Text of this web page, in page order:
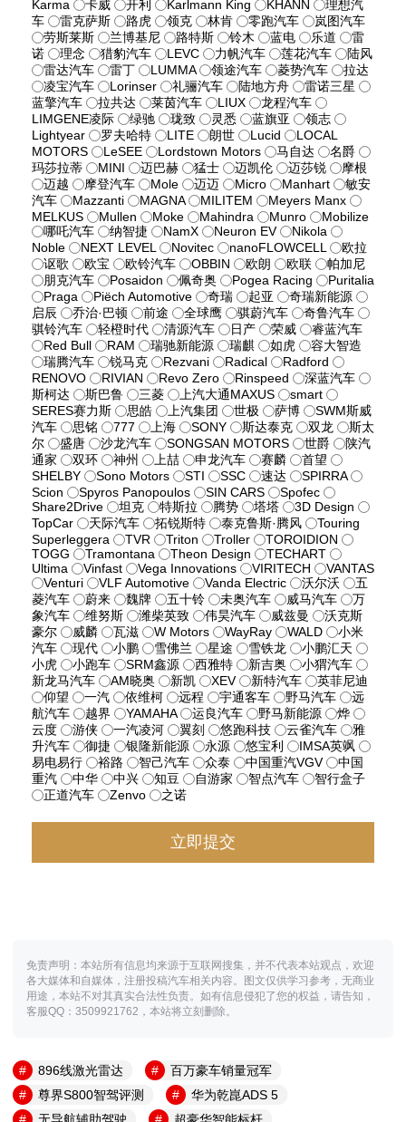
Karma
卡威 开利 Karlmann King KHANN
理想汽
车
雷克萨斯 路虎 领克 林肯 零跑汽车
岚图汽车
劳斯莱斯
兰博基尼 路特斯 铃木 蓝电 乐道
雷
诺
理念 猎豹汽车 LEVC 力帆汽车 莲花汽车
陆风
雷达汽车
雷丁 LUMMA 领途汽车 菱势汽车
拉达
凌宝汽车
Lorinser 礼骊汽车 陆地方舟
雷诺三星
蓝擎汽车
拉共达 莱茵汽车 LIUX
龙程汽车
LIMGENE凌际
绿驰 珑致 灵悉 蓝旗亚
领志
Lightyear
罗夫哈特 LITE 朗世 Lucid
LOCAL
MOTORS
LeSEE Lordstown Motors 马自达
名爵
玛莎拉蒂
MINI 迈巴赫 猛士 迈凯伦 迈莎锐
摩根
迈越
摩登汽车 Mole 迈迈 Micro Manhart
敏安
汽车
Mazzanti MAGNA MILITEM
Meyers Manx
MELKUS
Mullen Moke Mahindra Munro
Mobilize
哪吒汽车
纳智捷 NamX Neuron EV
Nikola
Noble
NEXT LEVEL Novitec nanoFLOWCELL
欧拉
讴歌
欧宝 欧铃汽车 OBBIN 欧朗 欧联
帕加尼
朋克汽车
Posaidon 佩奇奥 Pogea Racing
Puritalia
Praga
Piëch Automotive 奇瑞 起亚
奇瑞新能源
启辰
乔治·巴顿 前途 全球鹰 骐蔚汽车
奇鲁汽车
骐铃汽车
轻橙时代 清源汽车 日产 荣威
睿蓝汽车
Red Bull
RAM 瑞驰新能源 瑞麒 如虎
容大智造
瑞腾汽车
锐马克 Rezvani Radical
Radford
RENOVO
RIVIAN Revo Zero Rinspeed
深蓝汽车
斯柯达
斯巴鲁 三菱 上汽大通MAXUS
smart
SERES赛力斯
思皓 上汽集团 世极 萨博
SWM斯威
汽车
思铭 777 上海 SONY 斯达泰克 双龙
斯太
尔
盛唐 沙龙汽车 SONGSAN MOTORS 世爵
陕汽
通家
双环 神州 上喆 申龙汽车 赛麟
首望
SHELBY
Sono Motors STI SSC 速达
SPIRRA
Scion
Spyros Panopoulos SIN CARS
Spofec
Share2Drive
坦克 特斯拉 腾势 塔塔
3D Design
TopCar
天际汽车 拓锐斯特 泰克鲁斯·腾风
Touring
Superleggera
TVR Triton Troller
TOROIDION
TOGG
Tramontana Theon Design
TECHART
Ultima
Vinfast Vega Innovations VIRITECH
VANTAS
Venturi
VLF Automotive Vanda Electric 沃尔沃
五
菱汽车
蔚来 魏牌 五十铃 未奥汽车 威马汽车
万
象汽车
维努斯 潍柴英致 伟昊汽车 威兹曼
沃克斯
豪尔
威麟 瓦滋 W Motors WayRay WALD
小米
汽车
现代 小鹏 雪佛兰 星途 雪铁龙
小鹏汇天
小虎
小跑车 SRM鑫源 西雅特 新吉奥
小猬汽车
新龙马汽车
AM晓奥 新凯 XEV 新特汽车
英菲尼迪
仰望
一汽 依维柯 远程 宇通客车 野马汽车
远
航汽车
越界 YAMAHA 运良汽车 野马新能源
烨
云度
游侠 一汽凌河 翼刻 悠跑科技 云雀汽车
雅
升汽车
御捷 银隆新能源 永源 悠宝利
IMSA英飒
易电易行
裕路 智己汽车 众泰 中国重汽VGV
中国
重汽
中华 中兴 知豆 自游家 智点汽车
智行盒子
正道汽车
Zenvo 之诺
免责声明：本站所有信息均来源于互联网搜集，并不代表本站观点，欢迎
各大媒体和自媒体，注册投稿汽车相关内容。图文仅供学习参考，无商业
用途，本站不对其真实合法性负责。如有信息侵犯了您的权益，请告知，
客服QQ：3509921762，本站将立刻删除。
896线激光雷达
百万豪车销量冠军
尊界S800智驾评测
华为乾崑ADS 5
无导航辅助驾驶
超豪华智能标杆